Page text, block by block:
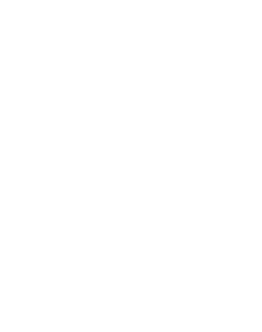
さい。
ないようお願いしま
バーズにご登録され
び当社の共同利用者
ることをご了承くだ
範囲」に記載されて
のではありません。
荷製品に未対応品が
ぼさない年数を意
者に通知します。
合は、取り引きをい
のオムロン制御